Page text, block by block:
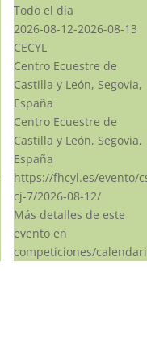
Todo el día
2026-08-12-2026-08-13
CECYL
Centro Ecuestre de
Castilla y León, Segovia,
España
Centro Ecuestre de
Castilla y León, Segovia,
España
https://fhcyl.es/evento/
cj-7/2026-08-12/
Más detalles de este
evento en
competiciones/